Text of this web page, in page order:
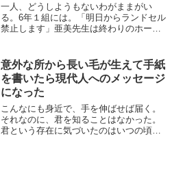
一人、どうしようもないわがままがい
る。6年１組には。「明日からランドセル
禁止します」亜美先生は終わりのホーム
「先生、リュックはいいのですか？」ク
ラスの男子が質問をする。「...
意外な所から長い毛が生えて手紙
を書いたら現代人へのメッセージ
になった
こんなにも身近で、手を伸ばせば届く。
それなのに、君を知ることはなかった。
君という存在に気づいたのはいつの頃だ